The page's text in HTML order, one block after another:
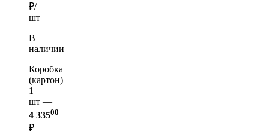
₽/
шт
В
наличии
Коробка
(картон)
1
шт —
4 33500
₽